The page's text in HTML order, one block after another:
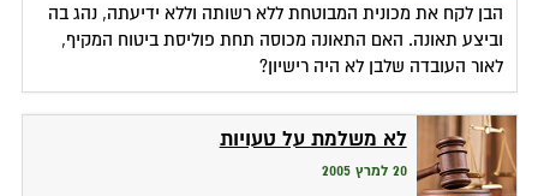
הבן לקח את מכונית המבוטחת ללא רשותה וללא ידיעתה, נהג בה
וביצע תאונה. האם התאונה מכוסה תחת פוליסת ביטוח המקיף,
לאור העובדה שלבן לא היה רישיון?
לא משלמת על טעויות
20 למרץ 2005